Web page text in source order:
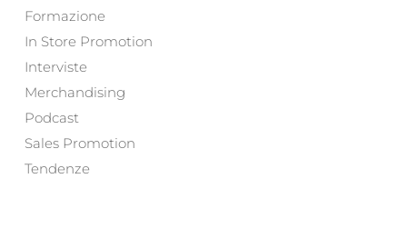
Formazione
In Store Promotion
Interviste
Merchandising
Podcast
Sales Promotion
Tendenze